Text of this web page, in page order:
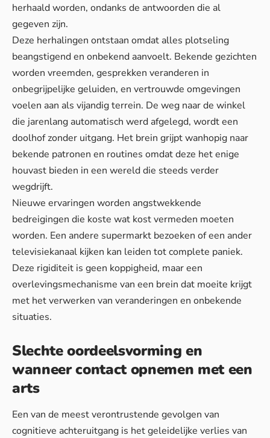
herhaald worden, ondanks de antwoorden die al
gegeven zijn.
Deze herhalingen ontstaan omdat alles plotseling
beangstigend en onbekend aanvoelt. Bekende gezichten
worden vreemden, gesprekken veranderen in
onbegrijpelijke geluiden, en vertrouwde omgevingen
voelen aan als vijandig terrein. De weg naar de winkel
die jarenlang automatisch werd afgelegd, wordt een
doolhof zonder uitgang. Het brein grijpt wanhopig naar
bekende patronen en routines omdat deze het enige
houvast bieden in een wereld die steeds verder
wegdrijft.
Nieuwe ervaringen worden angstwekkende
bedreigingen die koste wat kost vermeden moeten
worden. Een andere supermarkt bezoeken of een ander
televisiekanaal kijken kan leiden tot complete paniek.
Deze rigiditeit is geen koppigheid, maar een
overlevingsmechanisme van een brein dat moeite krijgt
met het verwerken van veranderingen en onbekende
situaties.
Slechte oordeelsvorming en
wanneer contact opnemen met een
arts
Een van de meest verontrustende gevolgen van
cognitieve achteruitgang is het geleidelijke verlies van